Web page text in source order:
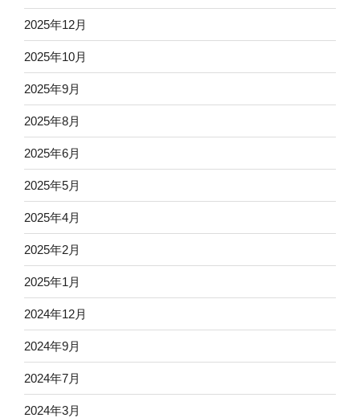
2025年12月
2025年10月
2025年9月
2025年8月
2025年6月
2025年5月
2025年4月
2025年2月
2025年1月
2024年12月
2024年9月
2024年7月
2024年3月